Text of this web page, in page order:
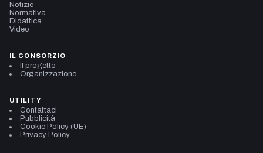
Notizie
Normativa
Didattica
Video
IL CONSORZIO
Il progetto
Organizzazione
UTILITY
Contattaci
Pubblicità
Cookie Policy (UE)
Privacy Policy